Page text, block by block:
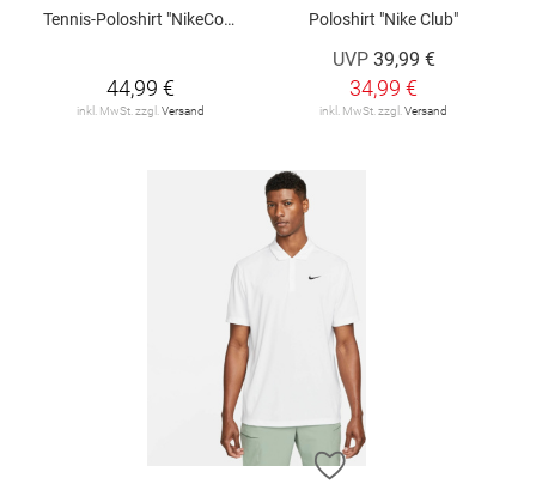
Tennis-Poloshirt "NikeCourt Dri-FIT"
44,99 €
inkl. MwSt. zzgl. Versand
Poloshirt "Nike Club"
UVP 39,99 €
34,99 €
inkl. MwSt. zzgl. Versand
ZUR WUNSCHLISTE